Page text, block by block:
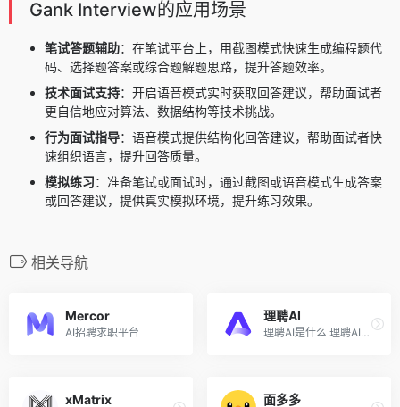
Gank Interview的应用场景
笔试答题辅助：在笔试平台上，用截图模式快速生成编程题代
码、选择题答案或综合题解题思路，提升答题效率。
技术面试支持：开启语音模式实时获取回答建议，帮助面试者
更自信地应对算法、数据结构等技术挑战。
行为面试指导：语音模式提供结构化回答建议，帮助面试者快
速组织语言，提升回答质量。
模拟练习：准备笔试或面试时，通过截图或语音模式生成答案
或回答建议，提供真实模拟环境，提升练习效果。
相关导航
Mercor
AI招聘求职平台
理聘AI
理聘AI是什么 理聘AI是青塔推...
xMatrix 面多多